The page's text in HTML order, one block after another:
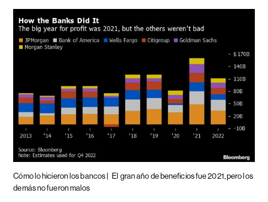
Cómo lo hicieron los bancos | El gran año de beneficios fue 2021, pero los
demás no fueron malos